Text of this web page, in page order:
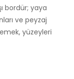
bordür; yaya
ve peyzaj
yüzeyleri